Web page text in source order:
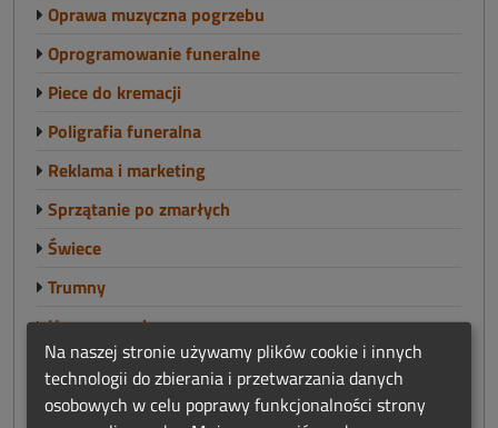
Oprawa muzyczna pogrzebu
Oprogramowanie funeralne
Piece do kremacji
Poligrafia funeralna
Reklama i marketing
Sprzątanie po zmarłych
Świece
Trumny
Urny pogrzebowe
Windy pogrzebowe
Witraże nagrobne
Na naszej stronie używamy plików cookie i innych
technologii do zbierania i przetwarzania danych
osobowych w celu poprawy funkcjonalności strony